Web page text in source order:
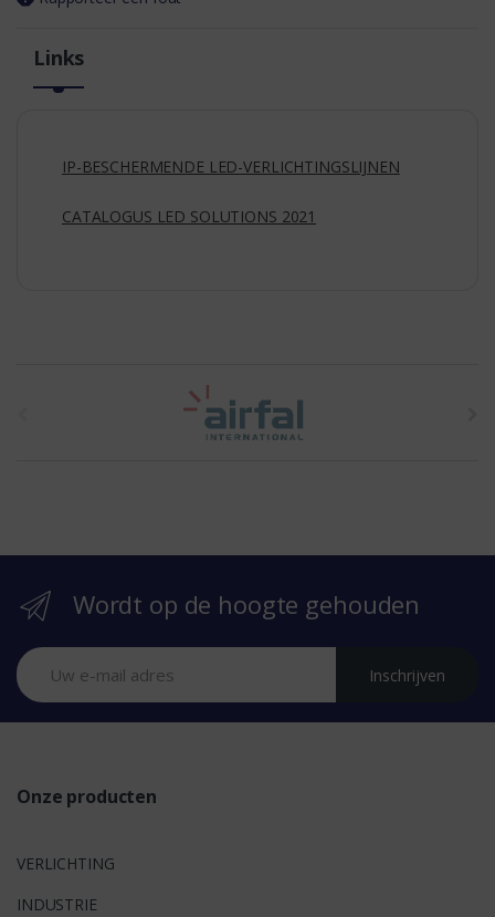
Links
IP-BESCHERMENDE LED-VERLICHTINGSLIJNEN
CATALOGUS LED SOLUTIONS 2021
r
Wordt op de hoogte gehouden
Inschrijven
Onze producten
VERLICHTING
INDUSTRIE